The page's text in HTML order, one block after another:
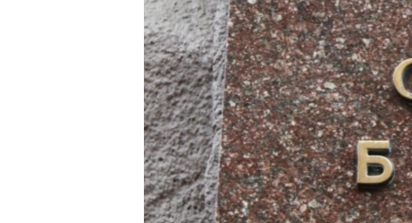
УКРАЇНСЬКА ПРОБЛЕМА КРИМУ